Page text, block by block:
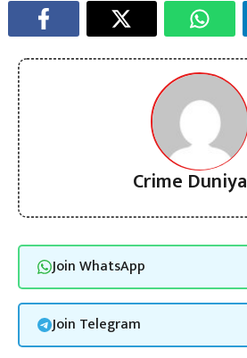
Crime Duniya
Join WhatsApp
Join Telegram